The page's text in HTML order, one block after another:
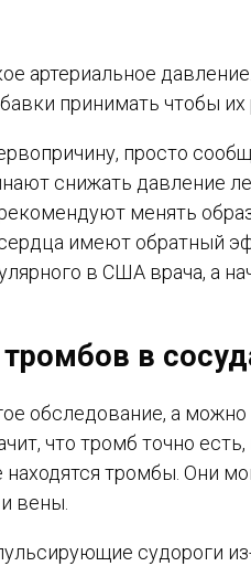
артериальное давление.
принимать чтобы их
просто
снижать давление
менять
имеют обратный
в США врача, а
в
обследование, а
что тромб точно есть,
тромбы. Они
вены.
судороги